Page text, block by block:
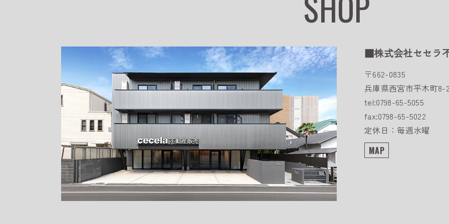
■株式会社セセラ
〒662-0835
兵庫県西宮市平木町8-
tel:0798-65-5055
fax:0798-65-5022
定休日：毎週水曜
MAP